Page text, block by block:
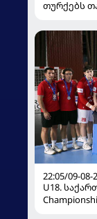
თურქებს
22:05/09-08-
U18.